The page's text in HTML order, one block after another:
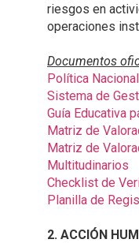
riesgos en
operaciones
Documentos
Política
Sistema de
Guía Educativa
Matriz de
Matriz de
Multitudinarios
Checklist de
Planilla de
2. ACCIÓN